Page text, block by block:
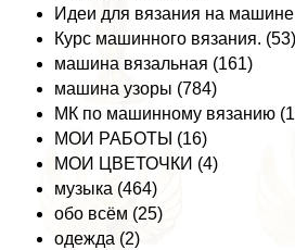
Идеи для вязания на
Курс машинного вязания. (53)
машина вязальная (161)
машина узоры (784)
МК по машинному вязанию
МОИ РАБОТЫ (16)
МОИ ЦВЕТОЧКИ (4)
музыка (464)
обо всём (25)
одежда (2)